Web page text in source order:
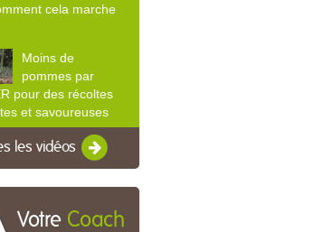
cela marche
Moins de
pommes par
pour des récoltes
et savoureuses
les vidéos
Votre Coach